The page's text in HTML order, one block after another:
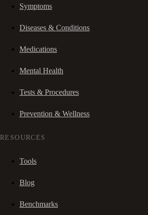
Symptoms
Diseases & Conditions
Medications
Mental Health
Tests & Procedures
Prevention & Wellness
RESOURCES
Tools
Blog
Benchmarks